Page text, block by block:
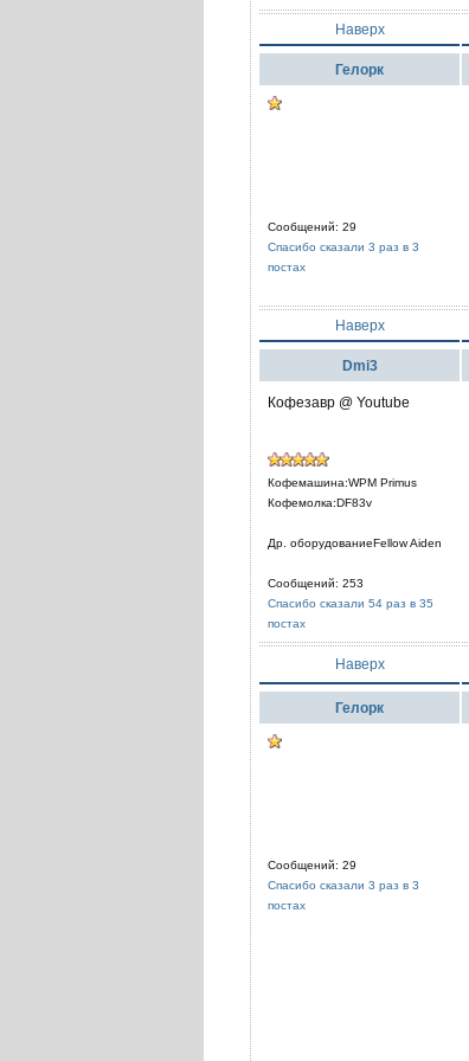
Наверх
Гелорк
Сообщений: 29
Спасибо сказали 3 раз в 3
постах
Наверх
Dmi3
Кофезавр @ Youtube
Кофемашина:WPM Primus
Кофемолка:DF83v
Др. оборудованиеFellow Aiden
Сообщений: 253
Спасибо сказали 54 раз в 35
постах
Наверх
Гелорк
Сообщений: 29
Спасибо сказали 3 раз в 3
постах